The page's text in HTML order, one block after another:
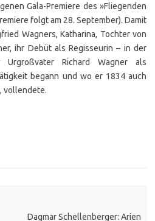
Gala-Premiere des »Fliegenden
folgt am 28. September). Damit
Wagners, Katharina, Tochter von
ihr Debüt als Regisseurin – in der
Richard Wagner als
begann und wo er 1834 auch
vollendete.
Dagmar Schellenberger: Arien